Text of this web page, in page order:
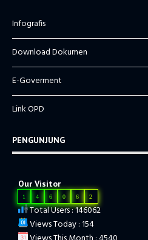
Infografis
Download Dokumen
E-Goverment
Link OPD
PENGUNJUNG
Our Visitor
1 4 6 0 6 2
Total Users : 146062
Views Today : 154